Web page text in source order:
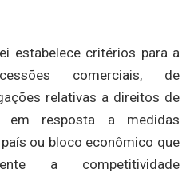
estabelece critérios para a
comerciais, de
relativas a direitos de
em resposta a medidas
ou bloco econômico que
a competitividade